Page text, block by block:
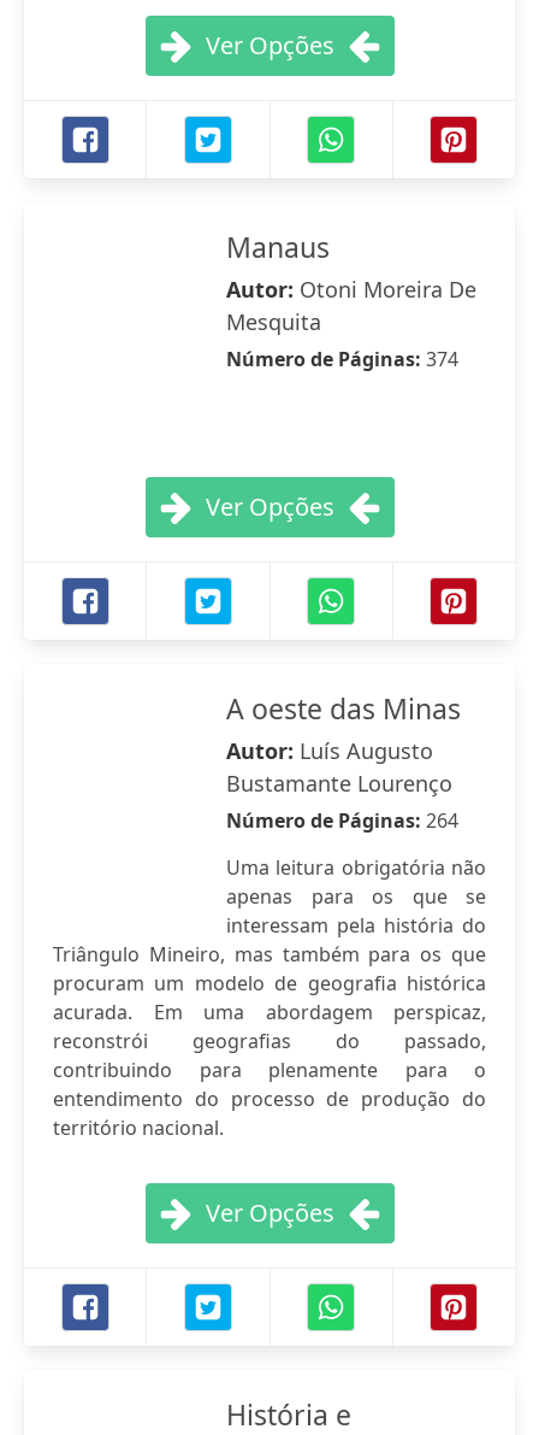
Ver Opções
Manaus
Autor: Otoni Moreira De
Mesquita
Número de Páginas: 374
Ver Opções
A oeste das Minas
Autor: Luís Augusto
Bustamante Lourenço
Número de Páginas: 264
Uma leitura obrigatória não
apenas para os que se
interessam pela história do
Triângulo Mineiro, mas também para os que
procuram um modelo de geografia histórica
acurada. Em uma abordagem perspicaz,
reconstrói geografias do passado,
contribuindo para plenamente para o
entendimento do processo de produção do
território nacional.
Ver Opções
História e